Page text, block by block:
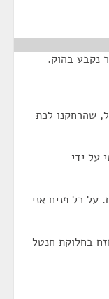
נקבע בהוק.
שהרחקנו לכת
על ידי
על כל פנים אני
בחלוקת חנטל